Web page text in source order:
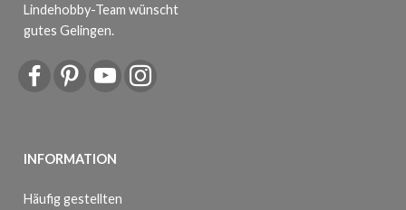
Lindehobby-Team wünscht
gutes Gelingen.
INFORMATION
Häufig gestellten